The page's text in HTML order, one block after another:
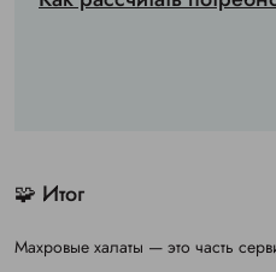
🧩 Итог
Махровые халаты — это часть